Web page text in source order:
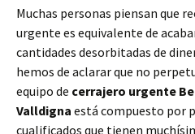
Muchas personas piensan que
urgente es equivalente de
cantidades desorbitadas de
hemos de aclarar que no
equipo de cerrajero urgente
Valldigna está compuesto por
cualificados que tienen